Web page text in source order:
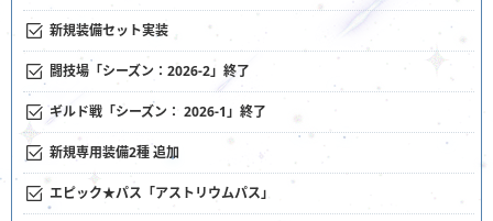
新規装備セット実装
闘技場「シーズン：2026-2」終了
ギルド戦「シーズン： 2026-1」終了
新規専用装備2種 追加
エピック★パス「アストリウムパス」